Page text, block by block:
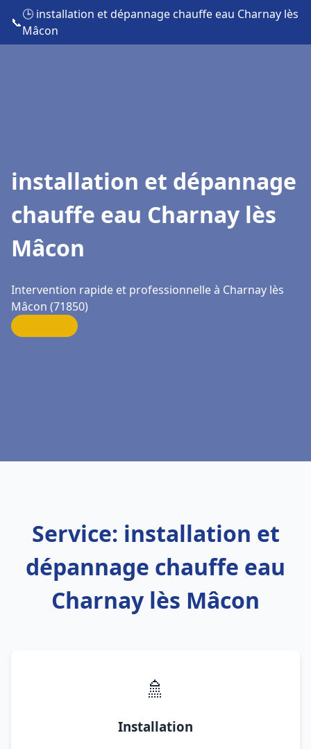
📞
🕒 installation et dépannage chauffe eau Charnay lès
Mâcon
installation et dépannage
chauffe eau Charnay lès
Mâcon
Intervention rapide et professionnelle à Charnay lès
Mâcon (71850)
Service: installation et
dépannage chauffe eau
Charnay lès Mâcon
🚿
Installation